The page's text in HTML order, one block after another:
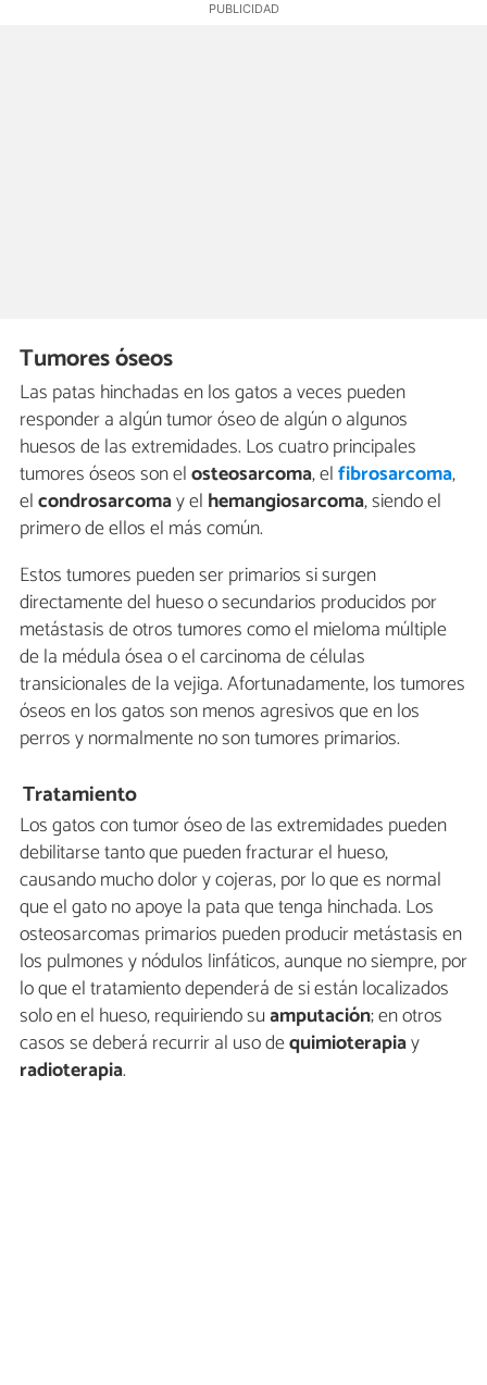
Tumores óseos
Las patas hinchadas en los gatos a veces pueden
responder a algún tumor óseo de algún o algunos
huesos de las extremidades. Los cuatro principales
tumores óseos son elosteosarcoma, elfibrosarcoma,
elcondrosarcomay el hemangiosarcoma, siendo el
primero de ellos el más común.
Estos tumores pueden ser primarios si surgen
directamente del hueso o secundarios producidos por
metástasis de otros tumores como el mieloma múltiple
de la médula ósea o el carcinoma de células
transicionales de la vejiga. Afortunadamente, los tumores
óseos en los gatos son menos agresivos que en los
perros y normalmente no son tumores primarios.
Tratamiento
Los gatos con tumor óseo de las extremidades pueden
debilitarse tanto que pueden fracturar el hueso,
causando mucho dolor y cojeras, por lo que es normal
que el gato no apoye la pata que tenga hinchada. Los
osteosarcomas primarios pueden producir metástasis en
los pulmones y nódulos linfáticos, aunque no siempre, por
lo que el tratamiento dependerá de si están localizados
solo en el hueso, requiriendo suamputación; en otros
casos se deberá recurrir al uso dequimioterapiay
radioterapia.